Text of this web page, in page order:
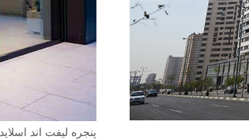
پنجره لیفت اند اسلاید